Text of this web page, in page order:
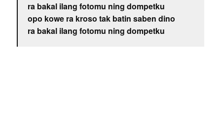
ra bakal ilang fotomu ning dompetku
opo kowe ra kroso tak batin saben dino
ra bakal ilang fotomu ning dompetku